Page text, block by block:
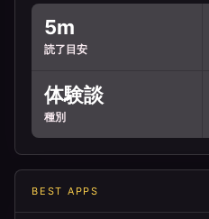
5m
読了目安
体験談
種別
BEST APPS